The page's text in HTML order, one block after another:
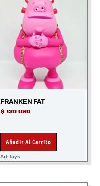
FRANKEN FAT
$130 USD
Añadir Al Carrito
Art Toys